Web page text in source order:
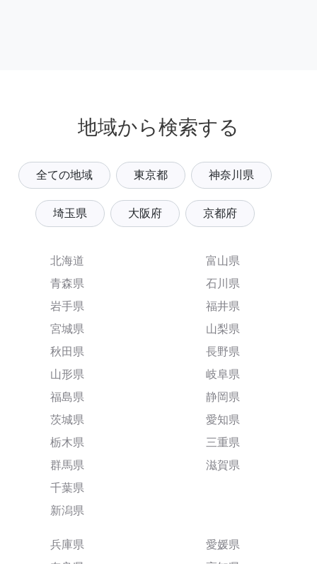
地域から検索する
全ての地域 東京都 神奈川県
埼玉県 大阪府 京都府
北海道
青森県
岩手県
宮城県
秋田県
山形県
福島県
茨城県
栃木県
群馬県
千葉県
新潟県
富山県
石川県
福井県
山梨県
長野県
岐阜県
静岡県
愛知県
三重県
滋賀県
兵庫県
愛媛県